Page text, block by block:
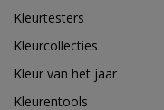
Kleurtesters
Kleurcollecties
Kleur van het jaar
Kleurentools